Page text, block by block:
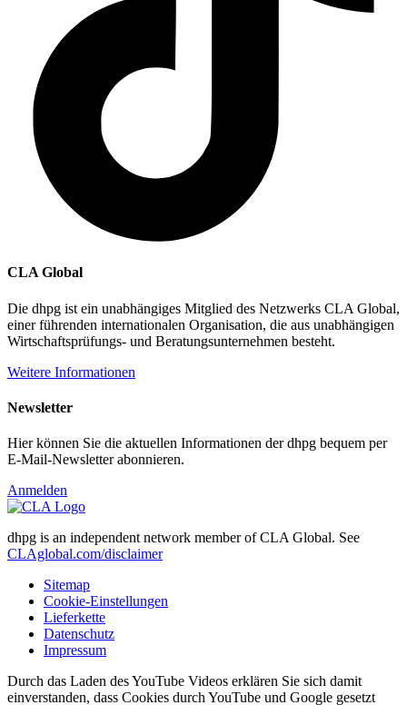
CLA Global
Die dhpg ist ein unabhängiges Mitglied des Netzwerks CLA Global,
einer führenden internationalen Organisation, die aus unabhängigen
Wirtschaftsprüfungs- und Beratungsunternehmen besteht.
Weitere Informationen
Newsletter
Hier können Sie die aktuellen Informationen der dhpg bequem per
E-Mail-Newsletter abonnieren.
Anmelden
dhpg is an independent network member of CLA Global. See
CLAglobal.com/disclaimer
Sitemap
Cookie-Einstellungen
Lieferkette
Datenschutz
Impressum
Durch das Laden des YouTube Videos erklären Sie sich damit
einverstanden, dass Cookies durch YouTube und Google gesetzt